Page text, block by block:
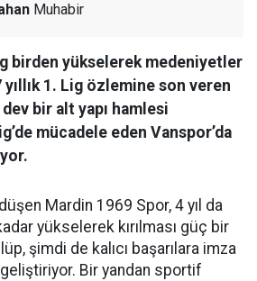
Muhabir
birden yükselerek medeniyetler
1. Lig özlemine son veren
bir alt yapı hamlesi
mücadele eden Vanspor’da
Mardin 1969 Spor, 4 yıl da
yükselerek kırılması güç bir
şimdi de kalıcı başarılara imza
Bir yandan sportif